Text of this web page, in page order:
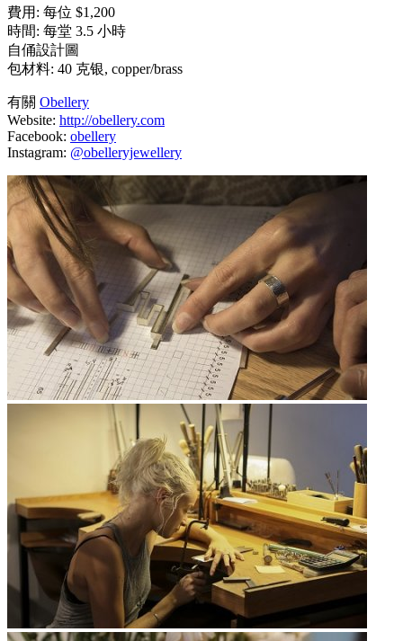
費用: 每位 $1,200
時間: 每堂 3.5 小時
自俑設計圖
包材料: 40 克银, copper/brass
有關 Obellery
Website: http://obellery.com
Facebook: obellery
Instagram: @obelleryjewellery